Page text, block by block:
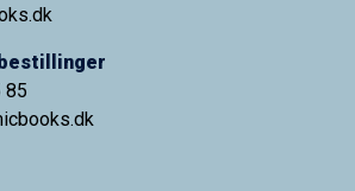
85